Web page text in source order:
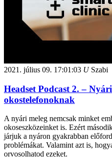
2021. július 09. 17:01:03 USzabi
Headset Podcast 2. –
okostelefonoknak
A nyári meleg nemcsak minket
okoseszközeinket is. Ezért
járjuk a nyáron gyakrabban
problémákat. Valamint azt is,
orvosolhatod ezeket.